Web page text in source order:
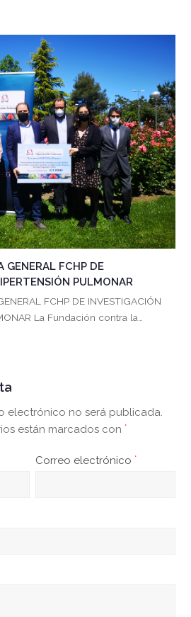
GENERAL FCHP DE
PULMONAR
FCHP DE INVESTIGACIÓN
La Fundación contra la…
electrónico no será publicada.
están marcados con*
Correo electrónico*